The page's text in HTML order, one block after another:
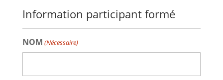
Information participant formé
NOM (Nécessaire)